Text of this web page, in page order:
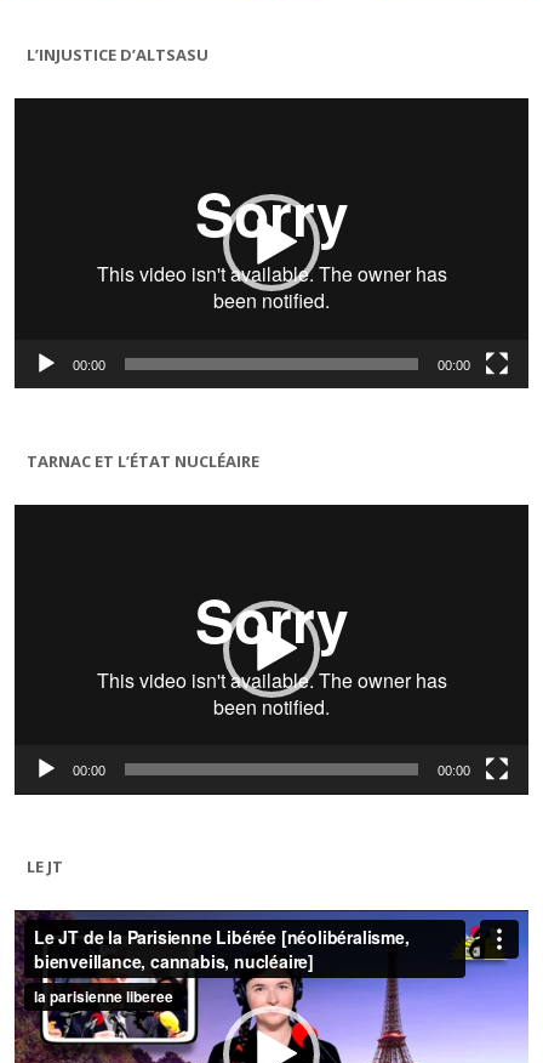
L’INJUSTICE D’ALTSASU
Lecteur
00:00 00:00
TARNAC ET L’ÉTAT NUCLÉAIRE
Lecteur
00:00 00:00
LE JT
Lecteur
vidéo